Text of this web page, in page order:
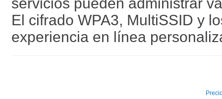
El cifrado WPA3, MultiSSID y
experiencia en línea